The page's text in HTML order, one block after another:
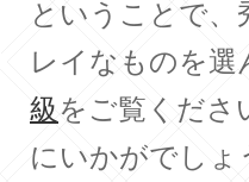
ということで
レイなものを
級をご覧くださ
にいかがでし